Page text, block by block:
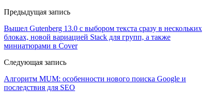
Предыдущая запись
Вышел Gutenberg 13.0 с выбором текста сразу в нескольких
блоках, новой вариацией Stack для групп, а также
миниатюрами в Cover
Следующая запись
Алгоритм MUM: особенности нового поиска Google и
последствия для SEO